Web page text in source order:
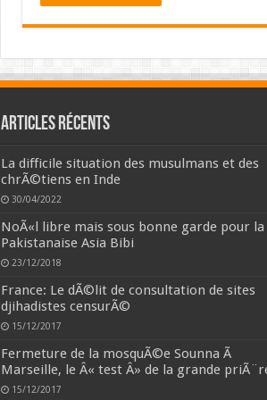
Articles récents
La difficile situation des musulmans et des
chrÃ©tiens en Inde
30/04/2022
NoÃ«l libre mais sous bonne garde pour la
Pakistanaise Asia Bibi
23/12/2018
France: Le dÃ©lit de consultation de sites
djihadistes censurÃ©
15/12/2017
Fermeture de la mosquÃ©e Sounna Ã
Marseille, le Â« test Â» de la grande
15/12/2017